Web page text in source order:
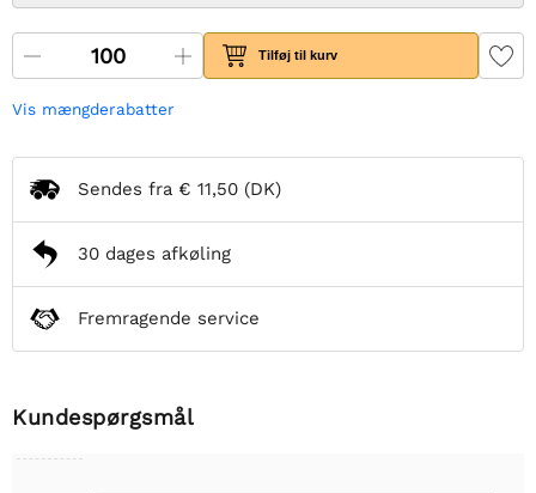
Tilføj til kurv
Vis mængderabatter
Sendes fra € 11,50 (DK)
30 dages afkøling
Fremragende service
Kundespørgsmål